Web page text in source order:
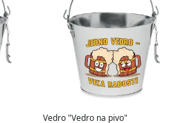
Vedro "Vedro na pivo"